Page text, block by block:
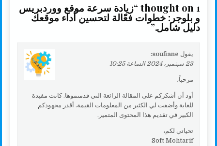
1 thought on “ زيادة سرعة موقع ووردبريس
و بلوجر: خطوات فعّالة لتحسين أداء موقعك
دليل شامل.”
يقول soufiane
:
23 سبتمبر، 2024 الساعة 10:25
مرحباً،
أود أن أشكركم على المقالة الرائعة التي قدمتموها. كانت مفيدة
للغاية وأضفت لي الكثير من المعلومات القيمة. أقدر مجهودكم
الكبير في تقديم هذا المحتوى المتميز.
تحياتي لكم،
Soft Mohtarif